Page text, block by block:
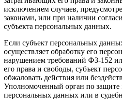
исключением случаев,
законами, или при наличии
субъекта персональных данных.
Если субъект персональных
осуществляет обработку его
нарушением требований ФЗ-152
его права и свободы, субъект
обжаловать действия или
Уполномоченный орган по защите
персональных данных или в